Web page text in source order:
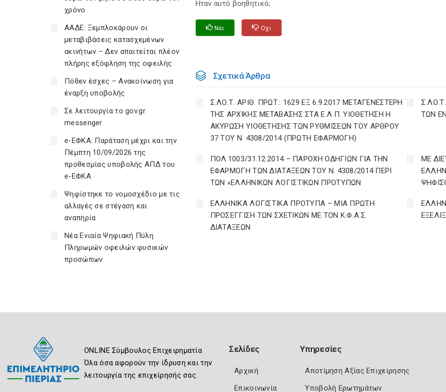
χρόνο
ΑΑΔΕ: Ξεμπλοκάρουν οι
μεταβιβάσεις κατασχεμένων
ακινήτων – Δεν απαιτείται πλέον
πλήρης εξόφληση της οφειλής
Πόθεν έσχες – Ανακοίνωση για
έναρξη υποβολής
Σε λειτουργία το gov.gr
messenger
e-ΕΦΚΑ: Παράταση μέχρι και την
Πέμπτη 10/09/2026 της
προθεσμίας υποβολής ΑΠΔ του
e-ΕΦΚΑ
Ψηφίστηκε το νομοσχέδιο με τις
αλλαγές σε στέγαση και
αναπηρία
Νέα Ενιαία Ψηφιακή Πύλη
Πληρωμών οφειλών φυσικών
προσώπων
Ηταν αυτό βοηθητικό;
Ναι Οχι
Σχετικά Άρθρα
Σ.ΛΟ.Τ. ΑΡΙΘ. ΠΡΩΤ.: 1629 ΕΞ 6.9.2017 ΜΕΤΑΓΕΝΕΣΤΕΡΗ
ΤΗΣ ΑΡΧΙΚΗΣ ΜΕΤΑΒΑΣΗΣ ΣΤΑ Ε.Λ.Π. ΥΙΟΘΕΤΗΣΗ Η
ΑΚΥΡΩΣΗ ΥΙΟΘΕΤΗΣΗΣ ΤΩΝ ΡΥΘΜΙΣΕΩΝ ΤΟΥ ΑΡΘΡΟΥ
37 ΤΟΥ Ν. 4308/2014 (ΠΡΩΤΗ ΕΦΑΡΜΟΓΗ)
ΤΩΝ
ΠΟΛ.1003/31.12.2014 – ΠΑΡΟΧΗ ΟΔΗΓΙΩΝ ΓΙΑ ΤΗΝ
ΕΦΑΡΜΟΓΗ ΤΩΝ ΔΙΑΤΑΞΕΩΝ ΤΟΥ Ν. 4308/2014 ΠΕΡΙ
ΤΩΝ «ΕΛΛΗΝΙΚΩΝ ΛΟΓΙΣΤΙΚΩΝ ΠΡΟΤΥΠΩΝ
ΜΕ
ΕΛΛΗΝΙΚΑ ΛΟΓΙΣΤΙΚΑ ΠΡΟΤΥΠΑ – ΜΙΑ ΠΡΩΤΗ
ΠΡΟΣΕΓΓΙΣΗ ΤΩΝ ΣΧΕΤΙΚΩΝ ΜΕ ΤΟΝ Κ.Φ.Α.Σ.
ΔΙΑΤΑΞΕΩΝ
ONLINE Σύμβουλος Επιχειρηματία
Όλα όσα αφορούν την ίδρυση και την
λειτουργία της επιχείρησής σας.
Σελίδες
Αρχική
Επικοινωνία
Υπηρεσίες
Αποτίμηση Αξίας Επιχείρησης
Υποβολή Ερωτημάτων